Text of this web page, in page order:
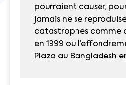
pourraient causer,
jamais ne se
catastrophes comme
en 1999 ou
Plaza au Bangladesh